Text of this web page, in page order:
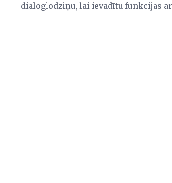
dialoglodziņu, lai ievadītu funkcijas